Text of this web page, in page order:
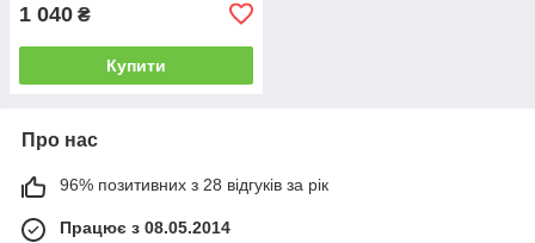
1 040 ₴
Купити
Про нас
96% позитивних з 28 відгуків за рік
Працює з 08.05.2014